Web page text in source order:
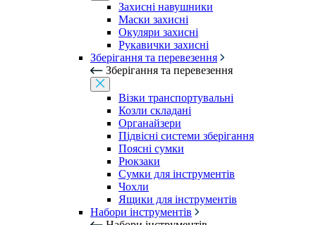
Захисні навушники
Маски захисні
Окуляри захисні
Рукавички захисні
Зберігання та перевезення
Зберігання та перевезення
Візки транспортувальні
Козли складані
Органайзери
Підвісні системи зберігання
Поясні сумки
Рюкзаки
Сумки для інструментів
Чохли
Ящики для інструментів
Набори інструментів